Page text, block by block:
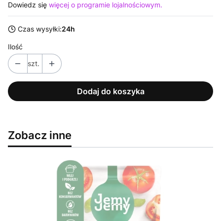
Dowiedz się więcej o programie lojalnościowym.
Czas wysyłki:24h
Ilość
szt.
Dodaj do koszyka
Zobacz inne